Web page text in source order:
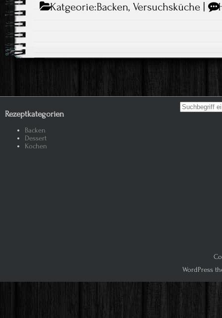
Katgeorie:Backen,Versuchsküche |
Rezeptkategorien
Backen
Dessert
Kochen
Search for:
WordPress